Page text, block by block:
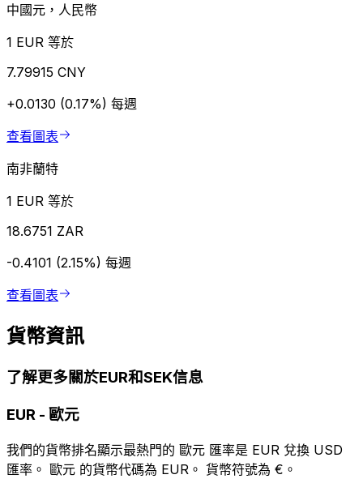
中國元，人民幣
1 EUR 等於
7.79915 CNY
+0.0130 (0.17%) 每週
查看圖表
南非蘭特
1 EUR 等於
18.6751 ZAR
-0.4101 (2.15%) 每週
查看圖表
貨幣資訊
了解更多關於EUR和SEK信息
EUR - 歐元
我們的貨幣排名顯示最熱門的 歐元 匯率是 EUR 兌換 USD
匯率。 歐元 的貨幣代碼為 EUR。 貨幣符號為 €。